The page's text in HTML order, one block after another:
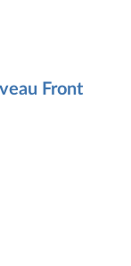
Front